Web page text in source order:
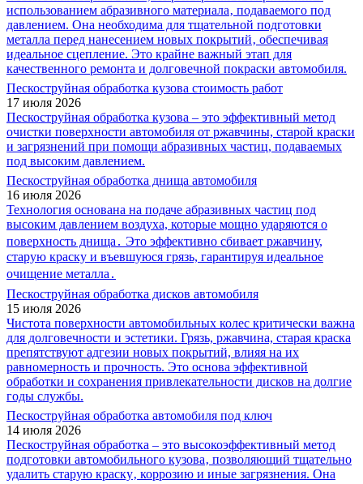
использованием абразивного материала‚ подаваемого под
давлением. Она необходима для тщательной подготовки
металла перед нанесением новых покрытий‚ обеспечивая
идеальное сцепление. Это крайне важный этап для
качественного ремонта и долговечной покраски автомобиля.
Пескоструйная обработка кузова стоимость работ
17 июля 2026
Пескоструйная обработка кузова – это эффективный метод
очистки поверхности автомобиля от ржавчины, старой краски
и загрязнений при помощи абразивных частиц, подаваемых
под высоким давлением.
Пескоструйная обработка днища автомобиля
16 июля 2026
Технология основана на подаче абразивных частиц под
высоким давлением воздуха, которые мощно ударяются о
поверхность днища․ Это эффективно сбивает ржавчину,
старую краску и въевшуюся грязь, гарантируя идеальное
очищение металла․
Пескоструйная обработка дисков автомобиля
15 июля 2026
Чистота поверхности автомобильных колес критически важна
для долговечности и эстетики. Грязь, ржавчина, старая краска
препятствуют адгезии новых покрытий, влияя на их
равномерность и прочность. Это основа эффективной
обработки и сохранения привлекательности дисков на долгие
годы службы.
Пескоструйная обработка автомобиля под ключ
14 июля 2026
Пескоструйная обработка – это высокоэффективный метод
подготовки автомобильного кузова‚ позволяющий тщательно
удалить старую краску‚ коррозию и иные загрязнения. Она